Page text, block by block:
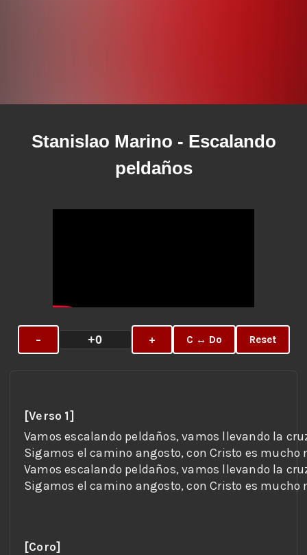
Stanislao Marino - Escalando
peldaños
− +0 + C ↔ Do Reset
[Verso 1]
[Coro]